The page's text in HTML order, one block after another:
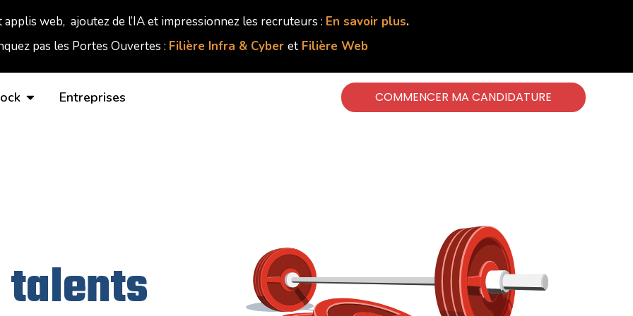
applis web, ajoutez de l’IA et impressionnez les recruteurs : En savoir plus.
pas les Portes Ouvertes : Filière Infra & Cyber et Filière Web
Entreprises COMMENCER MA CANDIDATURE
talents